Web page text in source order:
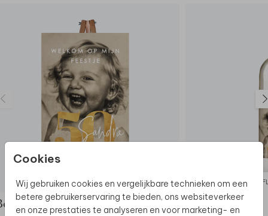
Cookies
Wij gebruiken cookies en vergelijkbare technieken om een
betere gebruikerservaring te bieden, ons websiteverkeer
en onze prestaties te analyseren en voor marketing- en
WELKOMSTBORD
de complete set